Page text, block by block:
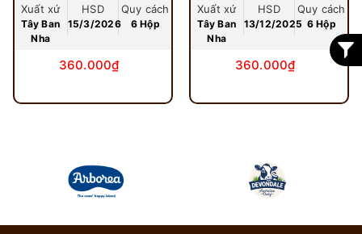
Xuất xứ
Tây Ban
Nha
HSD
15/3/2026
Quy cách
6 Hộp
360.000₫
Xuất xứ
Tây Ban
Nha
HSD
13/12/2025
Quy cách
6 Hộp
360.000₫